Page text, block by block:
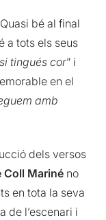
bé al final
a tots els seus
tingués cor” i
en el
amb
dels versos
Coll Mariné no
en tota la seva
de l’escenari i